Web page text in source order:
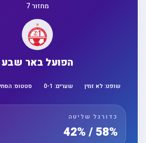
מחזור 7
הפועל באר שבע
שופט:לא זמין שערים: 0 -1 סטטוס:הסתיים
כדורגל שליטה
58% / 42%